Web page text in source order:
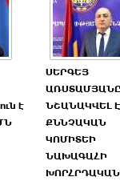
է
ՍԵՐԳԵՅ
ՆՇԱՆԱԿՎԵԼ
ՔՆՆՉԱԿԱՆ
ԿՈՄԻՏԵԻ
ՆԱԽԱԳԱՀԻ
ԽՈՐՀՐԴԱԿԱՆ